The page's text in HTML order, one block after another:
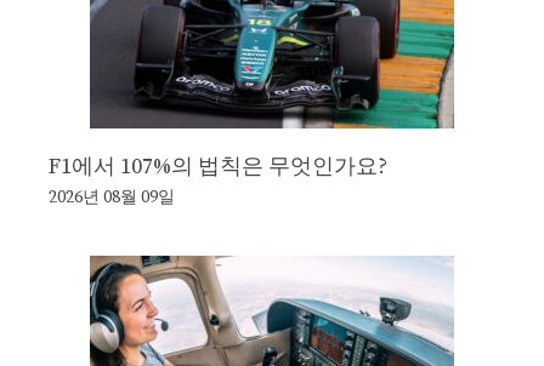
F1에서 107%의 법칙은 무엇인가요?
2026년 08월 09일